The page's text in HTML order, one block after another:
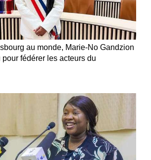
au monde, Marie-No Gandzion
pour fédérer les acteurs du